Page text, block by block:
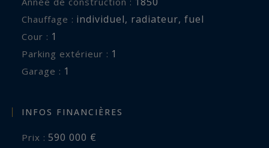
Chauffage : individuel, radiateur, fuel
cour : 1
parking extérieur : 1
garage : 1
INFOS FINANCIÈRES
Prix : 590 000 €